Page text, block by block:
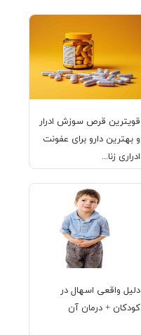
قویترین قرص سوزش ادرار
و بهترین دارو برای عفونت
ادراری زنا...
دلیل واقعی اسهال در
کودکان + درمان آن